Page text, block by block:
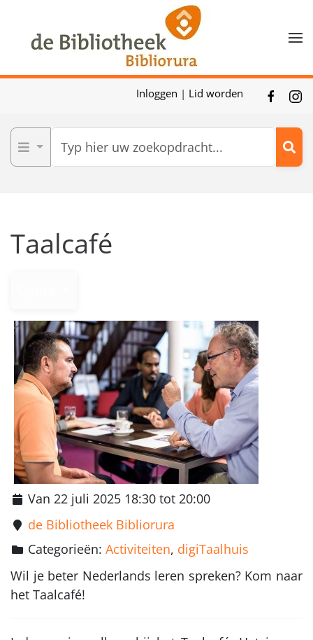
Skip to main content
Inloggen | Lid worden
Taalcafé
Van 22 juli 2025 18:30 tot 20:00
de Bibliotheek Bibliorura
Categorieën: Activiteiten, digiTaalhuis
Wil je beter Nederlands leren spreken? Kom naar
het Taalcafé!